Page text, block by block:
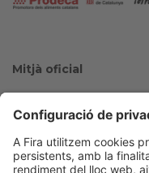
Mitjà oficial